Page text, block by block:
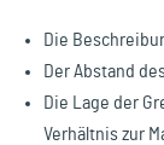
Die
Der Abstand
Die Lage der
Verhältnis zur